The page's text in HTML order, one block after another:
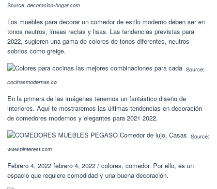
Source: decoracion-hogar.com
Los muebles para decorar un comedor de estilo moderno deben ser en
tonos neutros, líneas rectas y lisas. Las tendencias previstas para
2022, sugieren una gama de colores de tonos diferentes, neutros
sobrios como greige.
Source:
cocinasmodernas.co
En la primera de las imágenes tenemos un fantástico diseño de
interiores. Aquí te mostraremos las últimas tendencias en decoración
de comedores modernos y elegantes para 2021 2022.
Source:
www.pinterest.com
Febrero 4, 2022 febrero 4, 2022 / colores, comedor. Por ello, es un
espacio que requiere comodidad y una buena decoración.